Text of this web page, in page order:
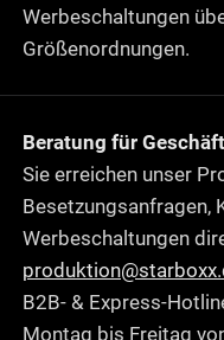
Werbeschaltungen
Größenordnungen.
Beratung für
Sie erreichen unser
Besetzungsanfragen,
Werbeschaltungen
B2B- & Express-
Montag bis Freitag